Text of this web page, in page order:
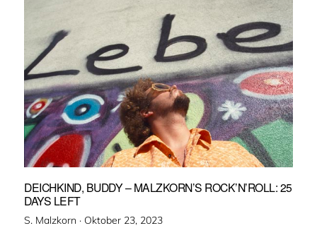
DEICHKIND, BUDDY – MALZKORN’S ROCK’N’ROLL: 25
DAYS LEFT
S. Malzkorn · Veröffentlicht
Oktober 23, 2023